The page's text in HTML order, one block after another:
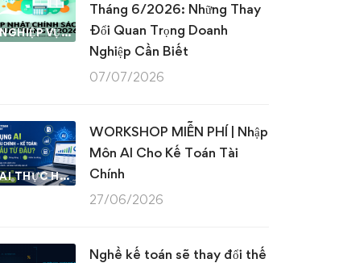
NGHIỆP VỤ KẾ TOÁN & THUẾ
Tháng 6/2026: Những Thay
Đổi Quan Trọng Doanh
Nghiệp Cần Biết
07/07/2026
AI THỰC HÀNH
WORKSHOP MIỄN PHÍ | Nhập
Môn AI Cho Kế Toán Tài
Chính
27/06/2026
Nghề kế toán sẽ thay đổi thế